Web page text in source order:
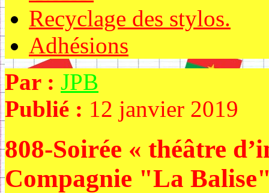
Recyclage des stylos.
Adhésions
Par : JPB
Publié : 12 janvier 2019
808-Soirée « théâtre
Compagnie "La